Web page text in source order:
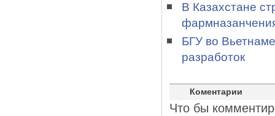
В Казахстане
БГУ во
разработок
Коментарии
Что бы